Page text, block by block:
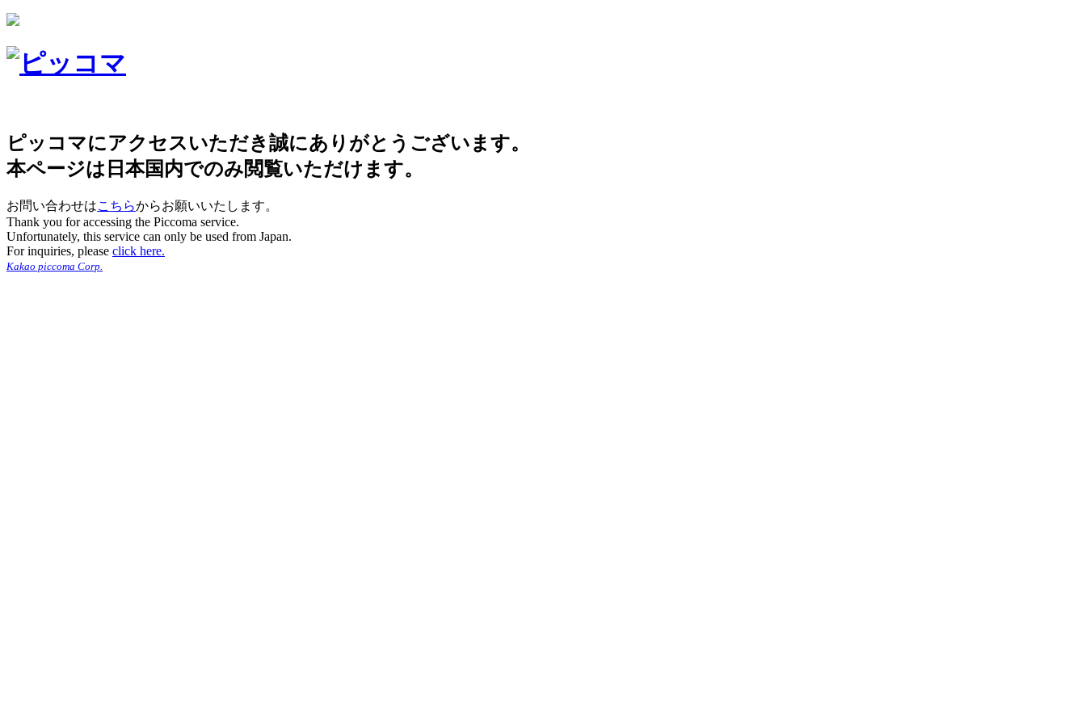
ピッコマにアクセスいただき誠にありがとうございます。
本ページは日本国内でのみ閲覧いただけます。
お問い合わせはこちらからお願いいたします。
Thank you for accessing the Piccoma service.
Unfortunately, this service can only be used from Japan.
For inquiries, please click here.
Kakao piccoma Corp.